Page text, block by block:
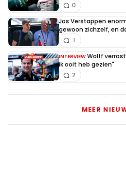
0
Jos Verstappen
gewoon zichzelf, en
1
INTERVIEW Wolff
ik ooit heb gezien"
2
MEER